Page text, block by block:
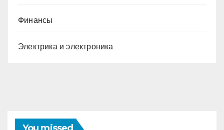
Финансы
Электрика и электроника